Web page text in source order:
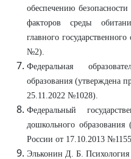
обеспечению
факторов среды
главного
№2).
Федеральная
образования (утверждена
25.11.2022 №1028).
Федеральный
дошкольного
России от 17.10.2013
Эльконин Д. Б.